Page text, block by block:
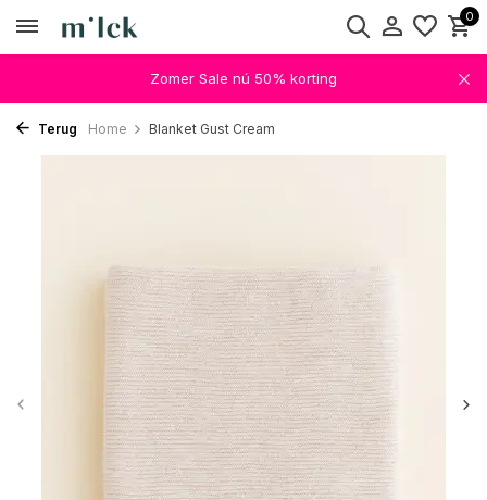
0
Zomer Sale nú 50% korting
Terug Home Blanket Gust Cream